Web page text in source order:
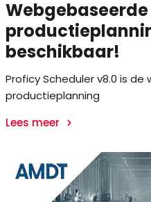
Webgebaseerde
beschikbaar!
Proficy Scheduler v8.0 is
productieplanning
Lees meer